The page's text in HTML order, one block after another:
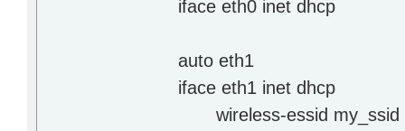
iface eth0 inet dhcp
auto eth1
iface eth1 inet dhcp
wireless-essid my_ssid